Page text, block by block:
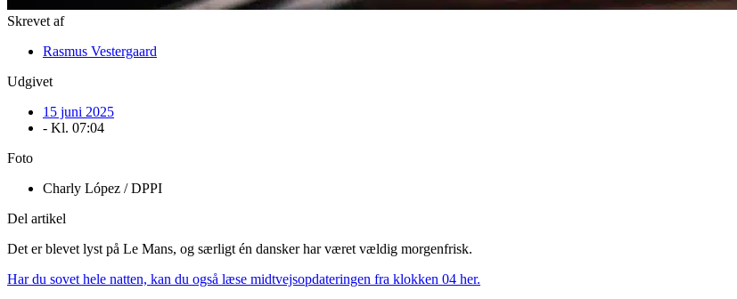
Skrevet af
Rasmus Vestergaard
Udgivet
15 juni 2025
- Kl. 07:04
Foto
Charly López / DPPI
Del artikel
Det er blevet lyst på Le Mans, og særligt én dansker har været vældig morgenfrisk.
Har du sovet hele natten, kan du også læse midtvejsopdateringen fra klokken 04 her.